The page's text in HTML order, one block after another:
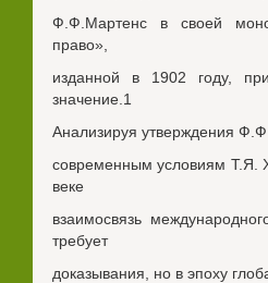
Ф.Ф.Мартенс в своей
право»,
изданной в 1902 году,
значение.1
Анализируя утверждения
современным условиям Т.Я.
веке
взаимосвязь
требует
доказывания, но в эпоху